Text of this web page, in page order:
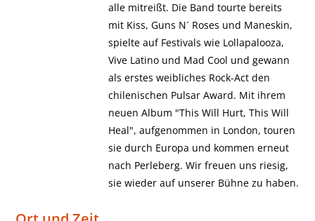
alle mitreißt. Die Band tourte bereits
mit Kiss, Guns N´ Roses und Maneskin,
spielte auf Festivals wie Lollapalooza,
Vive Latino und Mad Cool und gewann
als erstes weibliches Rock-Act den
chilenischen Pulsar Award. Mit ihrem
neuen Album "This Will Hurt, This Will
Heal", aufgenommen in London, touren
sie durch Europa und kommen erneut
nach Perleberg. Wir freuen uns riesig,
sie wieder auf unserer Bühne zu haben.